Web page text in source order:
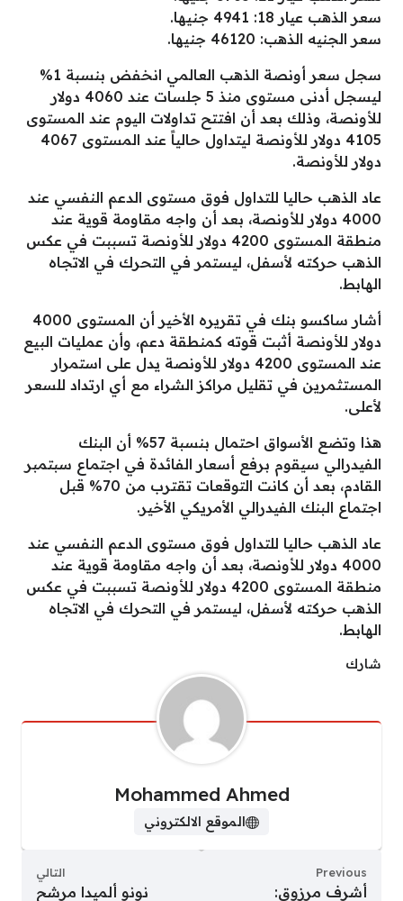
سعر الذهب عيار 18: 4941 جنيها.
سعر الجنيه الذهب: 46120 جنيها.
سجل سعر أونصة الذهب العالمي انخفض بنسبة 1%
ليسجل أدنى مستوى منذ 5 جلسات عند 4060 دولار
للأونصة، وذلك بعد أن افتتح تداولات اليوم عند المستوى
4105 دولار للأونصة ليتداول حالياً عند المستوى 4067
دولار للأونصة.
عاد الذهب حاليا للتداول فوق مستوى الدعم النفسي عند
4000 دولار للأونصة، بعد أن واجه مقاومة قوية عند
منطقة المستوى 4200 دولار للأونصة تسببت في عكس
الذهب حركته لأسفل، ليستمر في التحرك في الاتجاه
الهابط.
أشار ساكسو بنك في تقريره الأخير أن المستوى 4000
دولار للأونصة أثبت قوته كمنطقة دعم، وأن عمليات البيع
عند المستوى 4200 دولار للأونصة يدل على استمرار
المستثمرين في تقليل مراكز الشراء مع أي ارتداد للسعر
لأعلى.
هذا وتضع الأسواق احتمال بنسبة 57% أن البنك
الفيدرالي سيقوم برفع أسعار الفائدة في اجتماع سبتمبر
القادم، بعد أن كانت التوقعات تقترب من 70% قبل
اجتماع البنك الفيدرالي الأمريكي الأخير.
عاد الذهب حاليا للتداول فوق مستوى الدعم النفسي عند
4000 دولار للأونصة، بعد أن واجه مقاومة قوية عند
منطقة المستوى 4200 دولار للأونصة تسببت في عكس
الذهب حركته لأسفل، ليستمر في التحرك في الاتجاه
الهابط.
شارك
Mohammed Ahmed
الموقع الالكتروني
Previous
أشرف مرزوق:
التالي
نونو ألميدا مرشح